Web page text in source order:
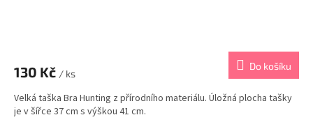
130 Kč / ks
Do košíku
Velká taška Bra Hunting z přírodního materiálu. Úložná plocha tašky
je v šířce 37 cm s výškou 41 cm.